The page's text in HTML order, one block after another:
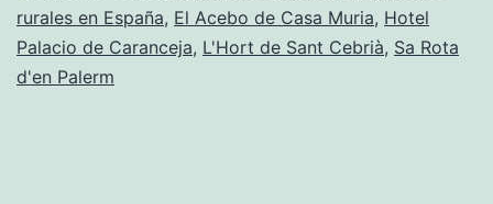
rurales en España, El Acebo de Casa Muria, Hotel
Palacio de Caranceja, L'Hort de Sant Cebrià, Sa Rota
d'en Palerm